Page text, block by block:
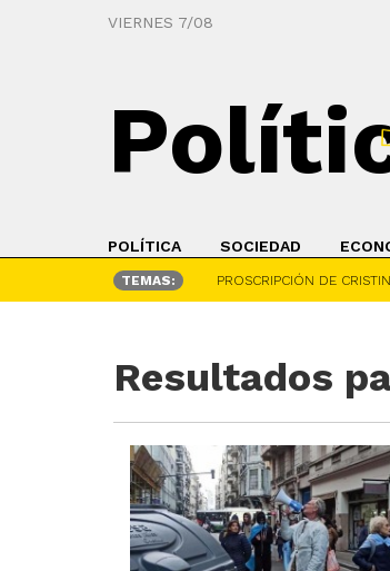
VIERNES 7/08
POLÍTICA SOCIEDAD
TEMAS: PROSCRIPCIÓN DE
Resultados